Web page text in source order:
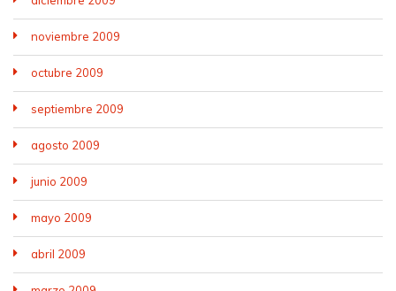
noviembre 2009
octubre 2009
septiembre 2009
agosto 2009
junio 2009
mayo 2009
abril 2009